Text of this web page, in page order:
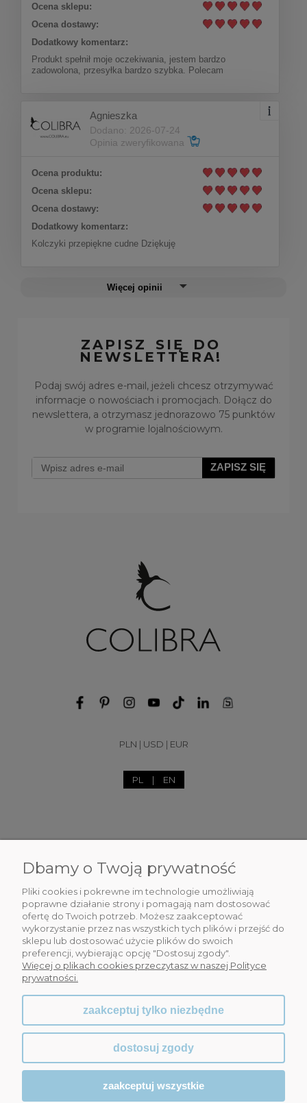
Kolczyki z błyszczącym kamieniem (P6266AU)
79,00 zł
Kolczyki z greckim słońcem z kolekcji Olimpia
Kolczyki pękate koła (P5061AU)
84,00 zł Do koszyka
Naszyjnik z perłami i kryształkami Preciosa
Ocena sklepu:
Ocena dostawy:
Dodatkowy komentarz:
Produkt spełnił moje oczekiwania, jestem bardzo
zadowolona, przesyłka bardzo szybka. Polecam
Agnieszka
Dodano: 2026-07-24
Opinia zweryfikowana
Ocena produktu:
Ocena sklepu:
Ocena dostawy:
Dodatkowy komentarz:
Kolczyki przepiękne cudne Dziękuję
Więcej opinii
ZAPISZ SIĘ DO
NEWSLETTERA!
Podaj swój adres e-mail, jeżeli chcesz otrzymywać
informacje o nowościach i promocjach. Dołącz do
newslettera, a otrzymasz jednorazowo 75 punktów
w programie lojalnościowym.
ZAPISZ SIĘ
PLN | USD | EUR
PL | EN
DLA CIEBIE
INFORMACJE
OBSŁUGA KLIENTA
WSPÓŁPRACA
Dbamy o Twoją prywatność
Pliki cookies i pokrewne im technologie umożliwiają
poprawne działanie strony i pomagają nam dostosować
ofertę do Twoich potrzeb. Możesz zaakceptować
wykorzystanie przez nas wszystkich tych plików i przejść do
sklepu lub dostosować użycie plików do swoich
preferencji, wybierając opcję "Dostosuj zgody".
Więcej o plikach cookies przeczytasz w naszej Polityce
prywatności.
zaakceptuj tylko niezbędne
dostosuj zgody
zaakceptuj wszystkie